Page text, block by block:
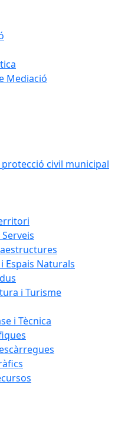
Mediació
civil municipal
Espais Naturals
i Turisme
i Tècnica